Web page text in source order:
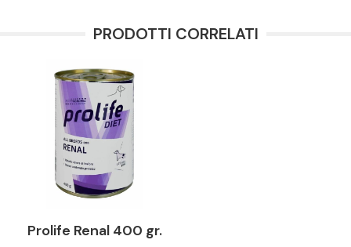
PRODOTTI CORRELATI
Prolife Renal 400 gr.